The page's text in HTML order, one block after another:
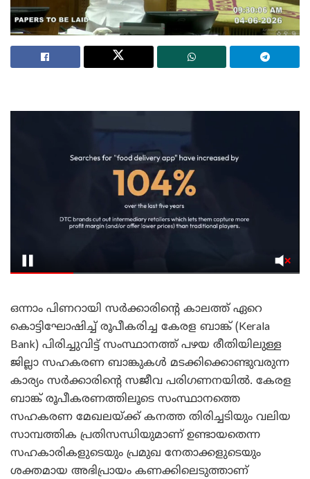
ഒന്നാം പിണറായി സർക്കാരിന്റെ കാലത്ത് ഏറെ
കൊട്ടിഘോഷിച്ച് രൂപീകരിച്ച കേരള ബാങ്ക് (Kerala
Bank) പിരിച്ചുവിട്ട് സംസ്ഥാനത്ത് പഴയ രീതിയിലുള്ള
ജില്ലാ സഹകരണ ബാങ്കുകൾ മടക്കിക്കൊണ്ടുവരുന്ന
കാര്യം സർക്കാരിന്റെ സജീവ പരിഗണനയിൽ. കേരള
ബാങ്ക് രൂപീകരണത്തിലൂടെ സംസ്ഥാനത്തെ
സഹകരണ മേഖലയ്ക്ക് കനത്ത തിരിച്ചടിയും വലിയ
സാമ്പത്തിക പ്രതിസന്ധിയുമാണ് ഉണ്ടായതെന്ന
സഹകാരികളുടെയും പ്രമുഖ നേതാക്കളുടെയും
ശക്തമായ അഭിപ്രായം കണക്കിലെടുത്താണ്